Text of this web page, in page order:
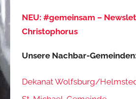
NEU: #gemeinsam –
Christophorus
Unsere Nachbar-Gemeinden:
Dekanat Wolfsburg/